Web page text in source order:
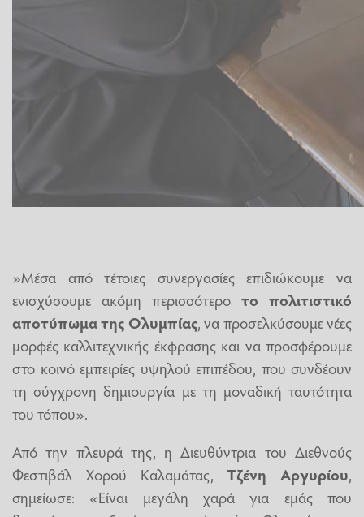
»Μέσα από τέτοιες συνεργασίες επιδιώκουμε να
ενισχύσουμε ακόμη περισσότερο το πολιτιστικό
αποτύπωμα της Ολυμπίας, να προσελκύσουμε νέες
μορφές καλλιτεχνικής έκφρασης και να προσφέρουμε
στο κοινό εμπειρίες υψηλού επιπέδου, που συνδέουν
τη σύγχρονη δημιουργία με τη μοναδική ταυτότητα
του τόπου».
Από την πλευρά της, η Διευθύντρια του Διεθνούς
Φεστιβάλ Χορού Καλαμάτας,Τζένη Αργυρίου,
σημείωσε: «Είναι μεγάλη χαρά για εμάς που